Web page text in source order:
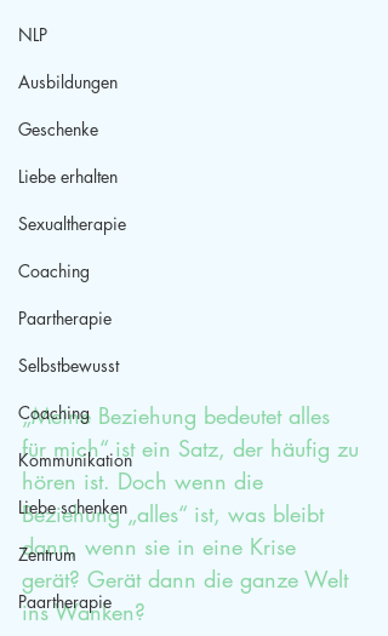
NLP
Ausbildungen
Geschenke
Liebe erhalten
Sexualtherapie
Coaching
Paartherapie
Selbstbewusst
Coaching
Kommunikation
Liebe schenken
Zentrum
Paartherapie
„Meine Beziehung bedeutet alles
für mich“ ist ein Satz, der häufig zu
hören ist. Doch wenn die
Beziehung „alles“ ist, was bleibt
dann, wenn sie in eine Krise
gerät? Gerät dann die ganze Welt
ins Wanken?